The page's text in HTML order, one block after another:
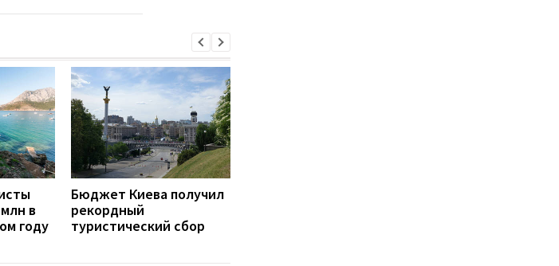
в
году
Бюджет Киева получил
рекордный
туристический сбор